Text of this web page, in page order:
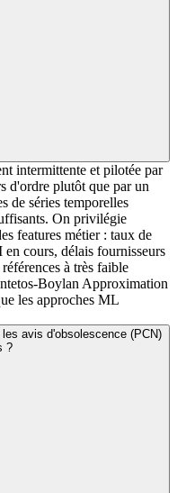
intermittente et pilotée par
d'ordre plutôt que par un
de séries temporelles
On privilégie
features métier : taux de
cours, délais fournisseurs
à très faible
Boylan Approximation
les approches ML
avis d'obsolescence (PCN)
?